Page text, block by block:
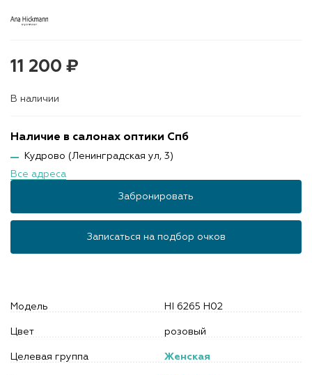
11 200 ₽
В наличии
Наличие в салонах оптики Спб
Кудрово (Ленинградская ул, 3)
Все адреса
Забронировать
Записаться на подбор очков
Модель HI 6265 H02
Цвет розовый
Целевая группа Женская